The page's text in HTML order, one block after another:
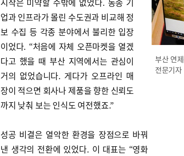
부산 연
전문기자
업과 인프라가 몰린 수도권과 비교해 정
보 수집 등 각종 분야에서 불리한 입장
이었다. “처음에 자체 오픈마켓을 열겠
다고 했을 때 부산 지역에서는 관심이
거의 없었습니다. 게다가 오프라인 매
장이 적으면 회사나 제품을 향한 신뢰도
까지 낮춰 보는 인식도 여전했죠.”
성공 비결은 열악한 환경을 장점으로 바꿔
낸 생각의 전환에 있었다. 이 대표는 “영화